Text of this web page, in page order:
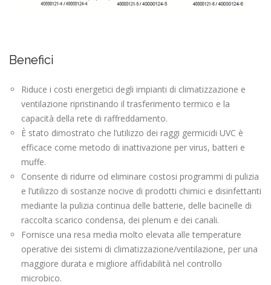
Benefici
Riduce i costi energetici degli impianti di climatizzazione e
ventilazione ripristinando il trasferimento termico e la
capacità della rete di raffreddamento.
È stato dimostrato che l’utilizzo dei raggi germicidi UVC è
efficace come metodo di inattivazione per virus, batteri e
muffe.
Consente di ridurre od eliminare costosi programmi di pulizia
e l’utilizzo di sostanze nocive di prodotti chimici e disinfettanti
mediante la pulizia continua delle batterie, delle bacinelle di
raccolta scarico condensa, dei plenum e dei canali.
Fornisce una resa media molto elevata alle temperature
operative dei sistemi di climatizzazione/ventilazione, per una
maggiore durata e migliore affidabilità nel controllo
microbico.